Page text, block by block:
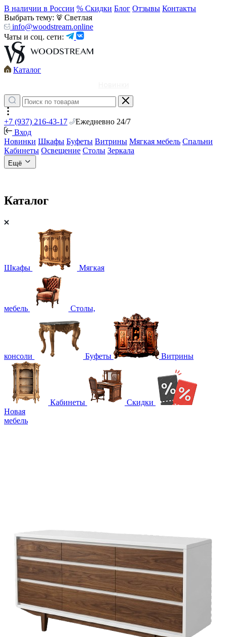
В наличии в России % Скидки Блог Отзывы Контакты
Выбрать тему:
Светлая
info@woodstream.online
Чаты и соц. сети:
Каталог
+7 (937) 216-43-17
Ежедневно 24/7
Вход
Новинки Шкафы Буфеты Витрины Мягкая мебель Спальни
Кабинеты Освещение Столы Зеркала
Ещё
Каталог
Шкафы Мягкая
мебель Столы,
консоли Буфеты Витрины
Кабинеты
Скидки
Новая
мебель